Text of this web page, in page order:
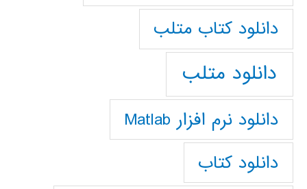
دانلود كتاب متلب
دانلود متلب
دانلود نرم افزار Matlab
دانلود کتاب